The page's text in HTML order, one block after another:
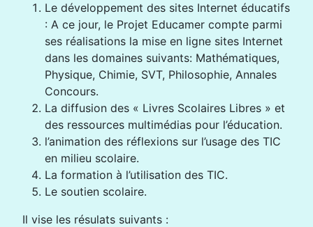
Le développement des sites Internet éducatifs
: A ce jour, le Projet Educamer compte parmi
ses réalisations la mise en ligne sites Internet
dans les domaines suivants: Mathématiques,
Physique, Chimie, SVT, Philosophie, Annales
Concours.
La diffusion des « Livres Scolaires Libres » et
des ressources multimédias pour l’éducation.
l’animation des réflexions sur l’usage des TIC
en milieu scolaire.
La formation à l’utilisation des TIC.
Le soutien scolaire.
Il vise les résulats suivants :